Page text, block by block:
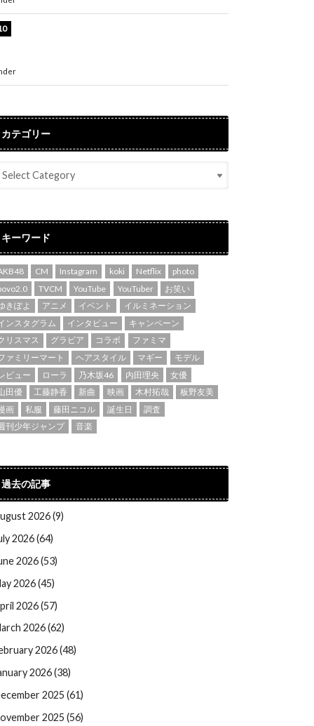
カテゴリー
キーワード
CM Instagram koki Netflix
photo
TVCM YouTube YouTuber
お笑い
きぽよ
アニメ イベント
イルミネーション
ンスタグラム
インタビュー
キャンペーン
リスマス
グラビア コラボ
ファミマ
ァミリーマート
ヘアスタイル マギー
モデル
ビュー
ローラ 乃木坂46 内田理央
女優
田優
工藤静香 新曲 映画 木村拓哉
板野友美
画
私服 藤田ニコル 誕生日
調査
刊少年ジャンプ
音楽
過去の記事
2026 (9)
2026 (64)
2026 (53)
2026 (45)
2026 (57)
2026 (62)
2026 (48)
2026 (38)
2025 (61)
2025 (56)